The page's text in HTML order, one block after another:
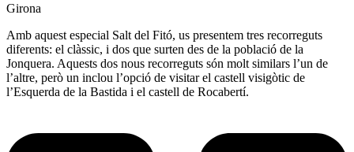
Girona
Amb aquest especial Salt del Fitó, us presentem tres recorreguts
diferents: el clàssic, i dos que surten des de la població de la
Jonquera. Aquests dos nous recorreguts són molt similars l’un de
l’altre, però un inclou l’opció de visitar el castell visigòtic de
l’Esquerda de la Bastida i el castell de Rocabertí.